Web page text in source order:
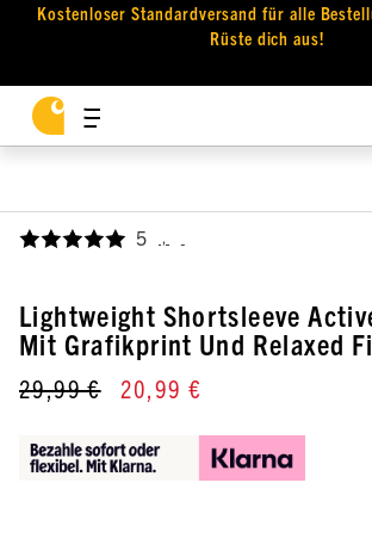
Kostenloser Standardversand für alle
Rüste dich aus!
5 ,
Lightweight Shortsleeve
Mit Grafikprint Und Relaxed
29,99 € 20,99 €